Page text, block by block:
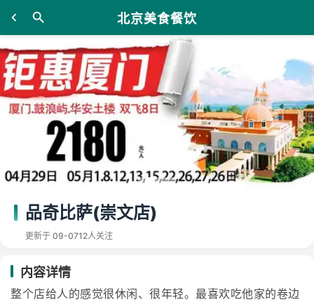
北京美食餐饮
品奇比萨(崇文店)
更新于 09-0712人关注
内容详情
整个店给人的感觉很休闲、很年轻。最喜欢吃他家的卷边